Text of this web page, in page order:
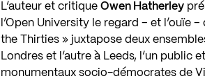
L’auteur et critiqueOwen Hatherley
l’Open University le regard – et l’ouïe
the Thirties » juxtapose deux
Londres et l’autre à Leeds, l’un public
monumentaux socio-démocrates de